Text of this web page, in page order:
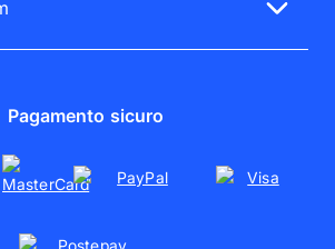
Pagamento sicuro